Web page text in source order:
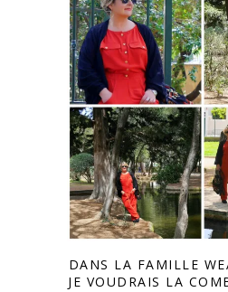
DANS LA FAMILLE
JE VOUDRAIS LA